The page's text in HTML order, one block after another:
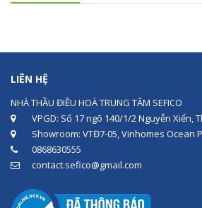
LIÊN HỆ
NHÀ THẦU ĐIỀU HOÀ TRUNG TÂM SEFICO
VPGD: Số 17 ngõ 140/1/2 Nguyễn Xiển,
Showroom: VTĐ7-05, Vinhomes Ocean
0868630555
contact.sefico@gmail.com